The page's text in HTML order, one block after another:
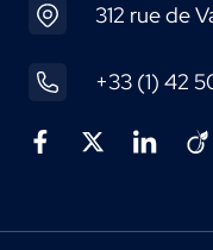
312 rue de
+33 (1) 42